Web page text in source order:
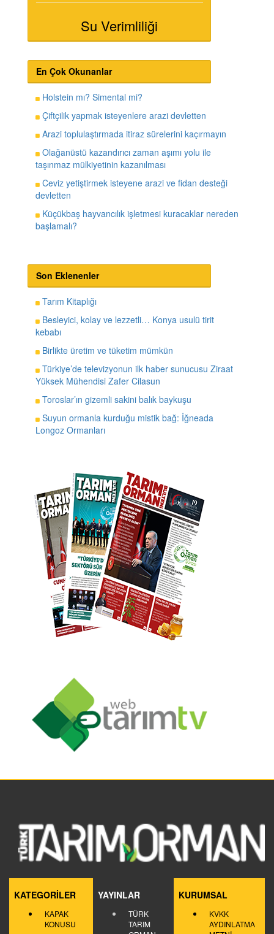
Su Verimliliği
En Çok Okunanlar
Holstein mı? Simental mi?
Çiftçilik yapmak isteyenlere arazi devletten
Arazi toplulaştırmada itiraz sürelerini kaçırmayın
Olağanüstü kazandırıcı zaman aşımı yolu ile
taşınmaz mülkiyetinin kazanılması
Ceviz yetiştirmek isteyene arazi ve fidan desteği
devletten
Küçükbaş hayvancılık işletmesi kuracaklar nereden
başlamalı?
Son Eklenenler
Tarım Kitaplığı
Besleyici, kolay ve lezzetli… Konya usulü tirit
kebabı
Birlikte üretim ve tüketim mümkün
Türkiye’de televizyonun ilk haber sunucusu Ziraat
Yüksek Mühendisi Zafer Cilasun
Toroslar’ın gizemli sakini balık baykuşu
Suyun ormanla kurduğu mistik bağ: İğneada
Longoz Ormanları
KATEGORİLER
KAPAK
KONUSU
YAYINLAR
TÜRK
TARIM
KURUMSAL
KVKK
AYDINLATMA